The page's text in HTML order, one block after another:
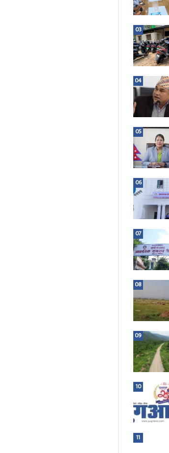
03
04
05
06
07
08
09
10
11